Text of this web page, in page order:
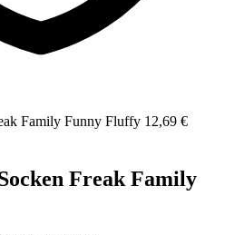
Family Funny Fluffy 12,69 €
Freak Family